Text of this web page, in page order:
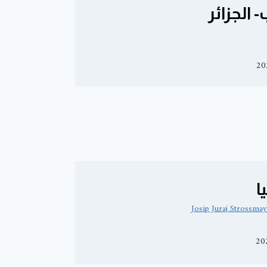
الجزائر
Josip Juraj